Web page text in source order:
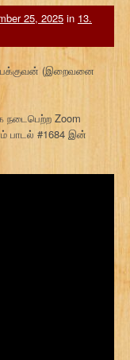
25, 2025 in 13.
அபக்குவன் (இறைவனை
Zoom
பாடல் #1684 இன்